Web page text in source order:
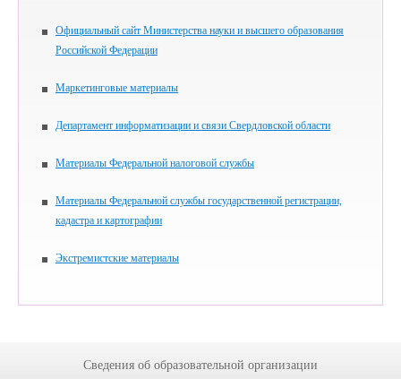
Официальный сайт Министерства науки и высшего образования
Российской Федерации
Маркетинговые материалы
Департамент информатизации и связи Свердловской области
Материалы Федеральной налоговой службы
Материалы Федеральной службы государственной регистрации,
кадастра и картографии
Экстремистские материалы
Сведения об образовательной организации